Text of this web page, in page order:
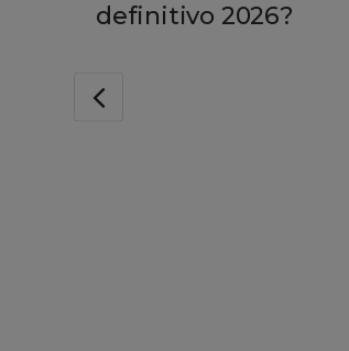
definitivo 2026?